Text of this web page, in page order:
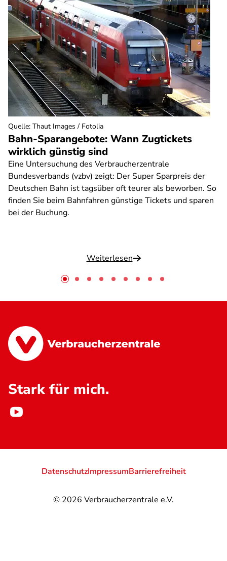
Bahn-Sparangebote: Wann Zugtickets
wirklich günstig sind
Eine Untersuchung des Verbraucherzentrale
Bundesverbands (vzbv) zeigt: Der Super Sparpreis der
Deutschen Bahn ist tagsüber oft teurer als beworben. So
finden Sie beim Bahnfahren günstige Tickets und sparen
bei der Buchung.
Weiterlesen
Quelle: Thaut Images / Fotolia
Stark für mich.
© 2026 Verbraucherzentrale e.V.
DatenschutzImpressumBarrierefreiheit